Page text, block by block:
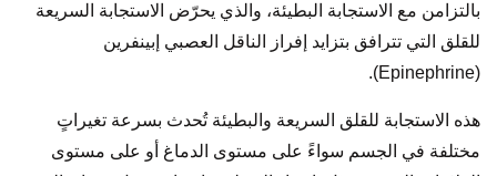
بالتزامن مع الاستجابة البطيئة، والذي يحرّض الاستجابة السريعة
للقلق التي تترافق بتزايد إفراز الناقل العصبي إبينفرين
(Epinephrine).
هذه الاستجابة للقلق السريعة والبطيئة تُحدث بسرعة تغيراتٍ
مختلفة في الجسم سواءً على مستوى الدماغ أو على مستوى